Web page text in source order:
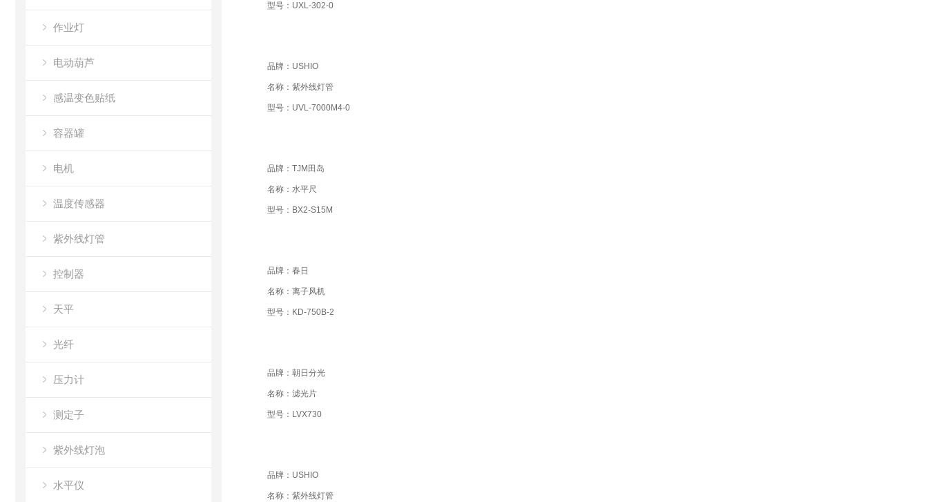
作业灯
电动葫芦
感温变色贴纸
容器罐
电机
温度传感器
紫外线灯管
控制器
天平
光纤
压力计
测定子
紫外线灯泡
水平仪
型号：UXL-302-0
品牌：USHIO
名称：紫外线灯管
型号：UVL-7000M4-0
品牌：TJM田岛
名称：水平尺
型号：BX2-S15M
品牌：春日
名称：离子风机
型号：KD-750B-2
品牌：朝日分光
名称：滤光片
型号：LVX730
品牌：USHIO
名称：紫外线灯管